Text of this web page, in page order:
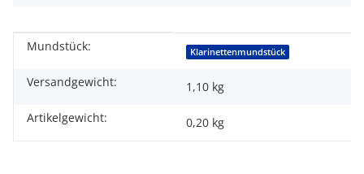
Produkteigenschaft
Wert
Mundstück: Klarinettenmundstück
Versandgewicht:
1,10 kg
Artikelgewicht:
0,20 kg